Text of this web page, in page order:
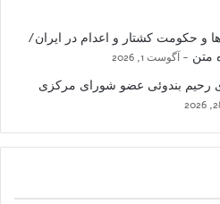
و حکومت کشتار و اعدام در ایران/
متن
آگوست 1, 2026
رحیم بندوئی عضو شورای مرکزی